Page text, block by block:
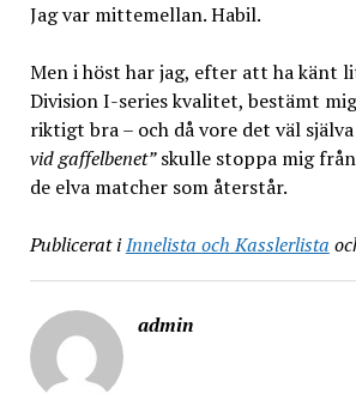
Jag var mittemellan. Habil.
Men i höst har jag, efter att ha känt
Division I-series kvalitet, bestämt
riktigt bra – och då vore det väl
vid gaffelbenet”skulle stoppa mig från
de elva matcher som återstår.
Publicerat iInnelista och Kasslerlista
admin